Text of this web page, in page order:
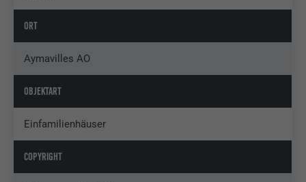
ORT
Aymavilles AO
OBJEKTART
Einfamilienhäuser
COPYRIGHT